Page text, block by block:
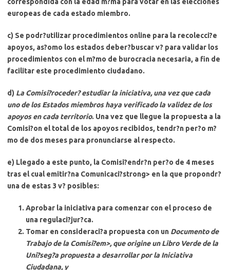
europeas de cada estado miembro.
c) Se podr?utilizar procedimientos online para la recolecci?e
apoyos, as?omo los estados deber?buscar v? para validar los
procedimientos con elm?mo de burocracia necesaria, a fin de
facilitar este procedimiento ciudadano.
d) La Comisi?roceder? estudiar la iniciativa, una vez que cada
uno de los Estados miembros haya verificado la validez de los
apoyos en cada territorio. Una vez que llegue la propuesta a la
Comisi?on el total de los apoyos recibidos, tendr?n per?o m?
mo de dos meses para pronunciarse al respecto.
e) Llegado a este punto, la Comisi?endr?n per?o de 4 meses
tras el cual emitir?na Comunicaci?strong> en la que propondr?
una de estas 3 v? posibles:
Aprobar la iniciativa para comenzar con el proceso de
una regulaci?jur?ca.
Tomar en consideraci?a propuesta con un Documento de
Trabajo de la Comisi?em>, que origine un Libro Verde de la
Uni?seg?a propuesta a desarrollar por la Iniciativa
Ciudadana, y